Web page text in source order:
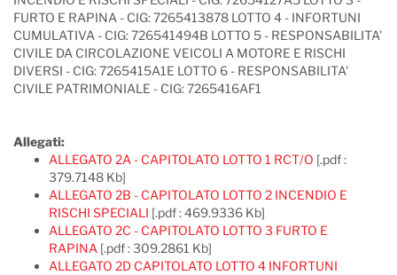
FURTO E RAPINA - CIG: 7265413878 LOTTO 4 - INFORTUNI
CUMULATIVA - CIG: 726541494B LOTTO 5 - RESPONSABILITA'
CIVILE DA CIRCOLAZIONE VEICOLI A MOTORE E RISCHI
DIVERSI - CIG: 7265415A1E LOTTO 6 - RESPONSABILITA'
CIVILE PATRIMONIALE - CIG: 7265416AF1
Allegati:
ALLEGATO 2A - CAPITOLATO LOTTO 1 RCT/O [.pdf :
379.7148 Kb]
ALLEGATO 2B - CAPITOLATO LOTTO 2 INCENDIO E
RISCHI SPECIALI [.pdf : 469.9336 Kb]
ALLEGATO 2C - CAPITOLATO LOTTO 3 FURTO E
RAPINA [.pdf : 309.2861 Kb]
ALLEGATO 2D CAPITOLATO LOTTO 4 INFORTUNI